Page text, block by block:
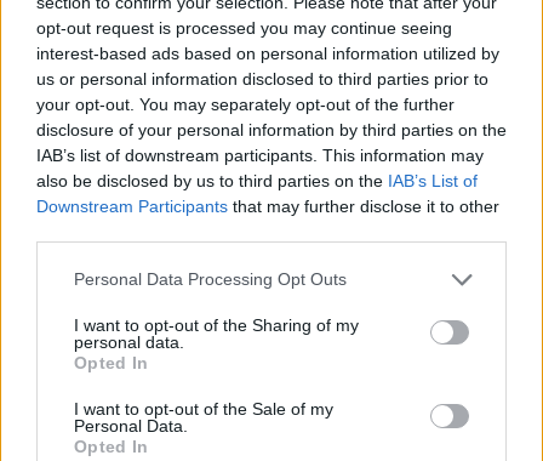
opt-out request is processed you may continue seeing
interest-based ads based on personal information utilized by
us or personal information disclosed to third parties prior to
your opt-out. You may separately opt-out of the further
disclosure of your personal information by third parties on the
IAB’s list of downstream participants. This information may
also be disclosed by us to third parties on the IAB’s List of
Downstream Participants that may further disclose it to other
Please note that this website/app uses one or more Google
not limited to your visit or usage behaviour. You may click to
grant or deny consent to Google and its third-party tags to
use your data for below specified purposes in below Google
consent section.
Personal Data Processing Opt Outs
I want to opt-out of the Sharing of my
personal data.
Opted In
I want to opt-out of the Sale of my
Personal Data.
Opted In
Facebookon is!